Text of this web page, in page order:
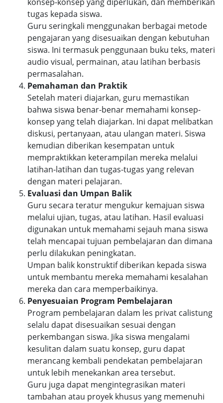
tugas kepada siswa.
Guru seringkali menggunakan berbagai metode
pengajaran yang disesuaikan dengan kebutuhan
siswa. Ini termasuk penggunaan buku teks, materi
audio visual, permainan, atau latihan berbasis
permasalahan.
Pemahaman dan Praktik
Setelah materi diajarkan, guru memastikan
bahwa siswa benar-benar memahami konsep-
konsep yang telah diajarkan. Ini dapat melibatkan
diskusi, pertanyaan, atau ulangan materi. Siswa
kemudian diberikan kesempatan untuk
mempraktikkan keterampilan mereka melalui
latihan-latihan dan tugas-tugas yang relevan
dengan materi pelajaran.
Evaluasi dan Umpan Balik
Guru secara teratur mengukur kemajuan siswa
melalui ujian, tugas, atau latihan. Hasil evaluasi
digunakan untuk memahami sejauh mana siswa
telah mencapai tujuan pembelajaran dan dimana
perlu dilakukan peningkatan.
Umpan balik konstruktif diberikan kepada siswa
untuk membantu mereka memahami kesalahan
mereka dan cara memperbaikinya.
Penyesuaian Program Pembelajaran
Program pembelajaran dalam les privat calistung
selalu dapat disesuaikan sesuai dengan
perkembangan siswa. Jika siswa mengalami
kesulitan dalam suatu konsep, guru dapat
merancang kembali pendekatan pembelajaran
untuk lebih menekankan area tersebut.
Guru juga dapat mengintegrasikan materi
tambahan atau proyek khusus yang memenuhi